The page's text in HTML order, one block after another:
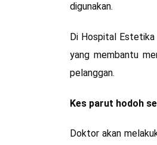
digunakan.
Di Hospital Estetika
yang membantu
pelanggan.
Kes parut hodoh
Doktor akan